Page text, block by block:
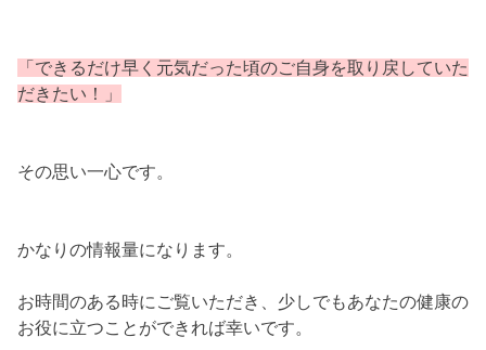
「できるだけ早く元気だった頃のご自身を取り戻していた
だきたい！」
その思い一心です。
かなりの情報量になります。
お時間のある時にご覧いただき、少しでもあなたの健康の
お役に立つことができれば幸いです。